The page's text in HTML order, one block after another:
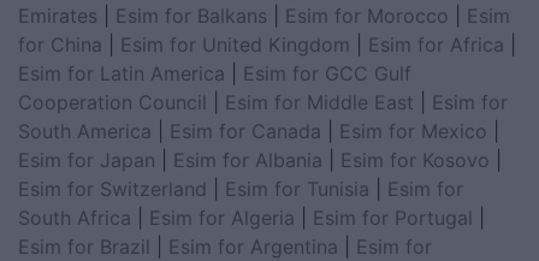
Emirates
Esim for Balkans Esim for Morocco
Esim
for China
Esim for United Kingdom Esim for Africa
Esim for Latin America
Esim for GCC Gulf
Cooperation Council
Esim for Middle East
Esim for
South America
Esim for Canada Esim for Mexico
Esim for Japan
Esim for Albania Esim for Kosovo
Esim for Switzerland
Esim for Tunisia
Esim for
South Africa
Esim for Algeria Esim for Portugal
Esim for Brazil
Esim for Argentina
Esim for